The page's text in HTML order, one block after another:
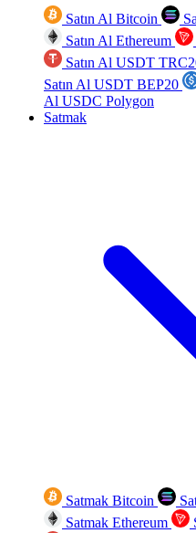
Satın Al Bitcoin
Satın Al Ethereum
Satın Al USDT
Satın Al USDT BEP20
Al USDC Polygon
Satmak
Satmak Bitcoin
Satmak Ethereum